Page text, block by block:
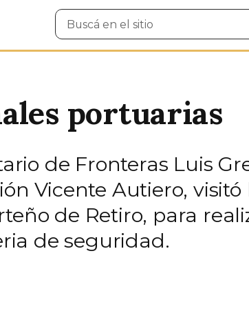
Buscar
en
portuarias
de Fronteras Luis
Vicente Autiero,
de Retiro, para
de seguridad.